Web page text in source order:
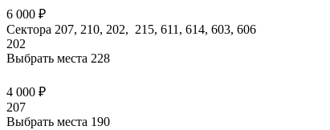
6 000 ₽
Сектора 207, 210, 202, 215, 611, 614, 603, 606
202
Выбрать места 228
4 000 ₽
207
Выбрать места 190